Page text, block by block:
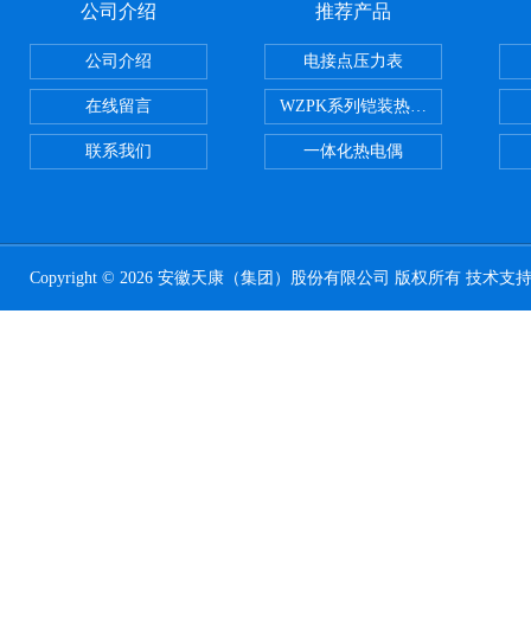
公司介绍
公司介绍
在线留言
联系我们
推荐产品
电接点压力表
WZPK系列铠装热电阻
一体化热电偶
Copyright © 2026 安徽天康（集团）股份有限公司 版权所有 技术支